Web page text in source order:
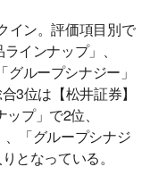
イン。評価項目別で
インナップ」、
グループシナジー」
3位は【松井証券】
プ」で2位、
、「グループシナジ
となっている。